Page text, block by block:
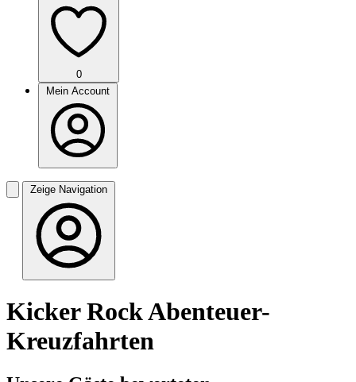
0
Mein Account
Zeige Navigation
Kicker Rock Abenteuer-
Kreuzfahrten